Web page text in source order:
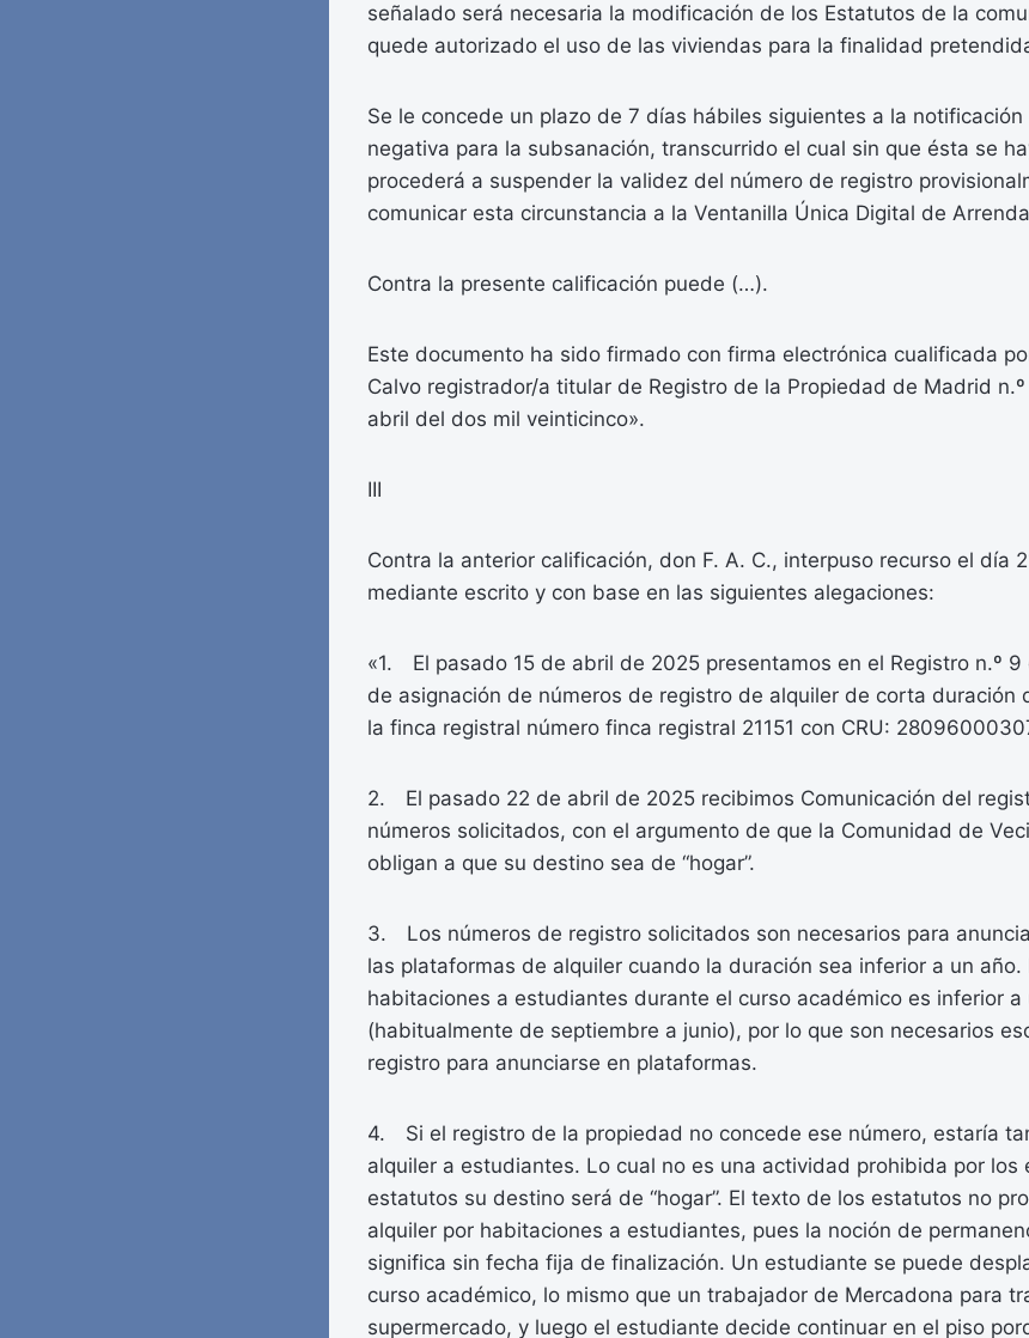
señalado será necesaria la modificación de los Estatutos de la
quede autorizado el uso de las viviendas para la finalidad
Se le concede un plazo de 7 días hábiles siguientes a la
negativa para la subsanación, transcurrido el cual sin que ésta se
procederá a suspender la validez del número de registro
comunicar esta circunstancia a la Ventanilla Única Digital de
Contra la presente calificación puede (…).
Este documento ha sido firmado con firma electrónica cualificada
Calvo registrador/a titular de Registro de la Propiedad de Madrid
abril del dos mil veinticinco».
III
Contra la anterior calificación, don F. A. C., interpuso recurso el día
mediante escrito y con base en las siguientes alegaciones:
«1. El pasado 15 de abril de 2025 presentamos en el Registro n.º
de asignación de números de registro de alquiler de corta duración
la finca registral número finca registral 21151 con CRU:
2. El pasado 22 de abril de 2025 recibimos Comunicación del
números solicitados, con el argumento de que la Comunidad de
obligan a que su destino sea de “hogar”.
3. Los números de registro solicitados son necesarios para
las plataformas de alquiler cuando la duración sea inferior a un año.
habitaciones a estudiantes durante el curso académico es inferior a
(habitualmente de septiembre a junio), por lo que son necesarios
registro para anunciarse en plataformas.
4. Si el registro de la propiedad no concede ese número, estaría
alquiler a estudiantes. Lo cual no es una actividad prohibida por los
estatutos su destino será de “hogar”. El texto de los estatutos no
alquiler por habitaciones a estudiantes, pues la noción de
significa sin fecha fija de finalización. Un estudiante se puede
curso académico, lo mismo que un trabajador de Mercadona para
supermercado, y luego el estudiante decide continuar en el piso